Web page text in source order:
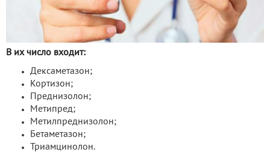
В их число входит:
Дексаметазон;
Кортизон;
Преднизолон;
Метипред;
Метилпреднизолон;
Бетаметазон;
Триамцинолон.